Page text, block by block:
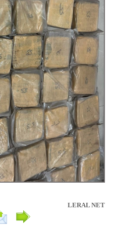
LERAL NET